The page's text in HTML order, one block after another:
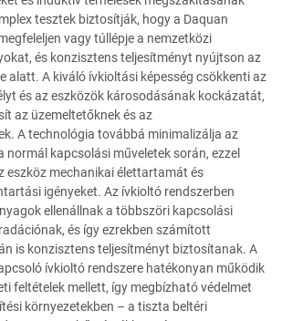
tesztek biztosítják, hogy a Daquan
vagy túllépje a nemzetközi
és konzisztens teljesítményt nyújtson az
alatt. A kiváló ívkioltási képesség csökkenti az
és az eszközök károsodásának kockázatát,
az üzemeltetőknek és az
A technológia továbbá minimalizálja az
normál kapcsolási műveletek során, ezzel
eszköz mechanikai élettartamát és
igényeket. Az ívkioltó rendszerben
ellenállnak a többszöri kapcsolási
és így ezrekben számított
is konzisztens teljesítményt biztosítanak. A
ívkioltó rendszere hatékonyan működik
feltételek mellett, így megbízható védelmet
környezetekben – a tiszta beltéri